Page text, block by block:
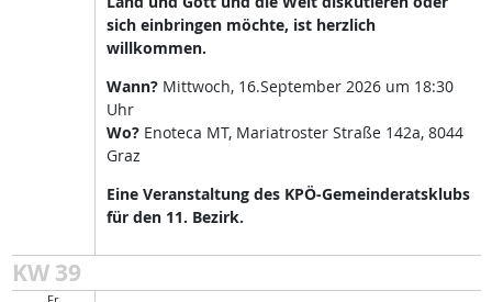
sich einbringen möchte, ist herzlich
willkommen.
Wann?Mittwoch, 16.September 2026 um 18:30
Uhr
Wo?Enoteca MT, Mariatroster Straße 142a, 8044
Graz
Eine Veranstaltung des KPÖ-Gemeinderatsklubs
für den 11. Bezirk.
KW 39